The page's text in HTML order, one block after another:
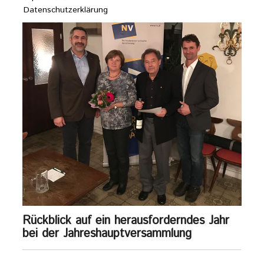
Datenschutzerklärung
Rückblick auf ein herausforderndes Jahr
bei der Jahreshauptversammlung